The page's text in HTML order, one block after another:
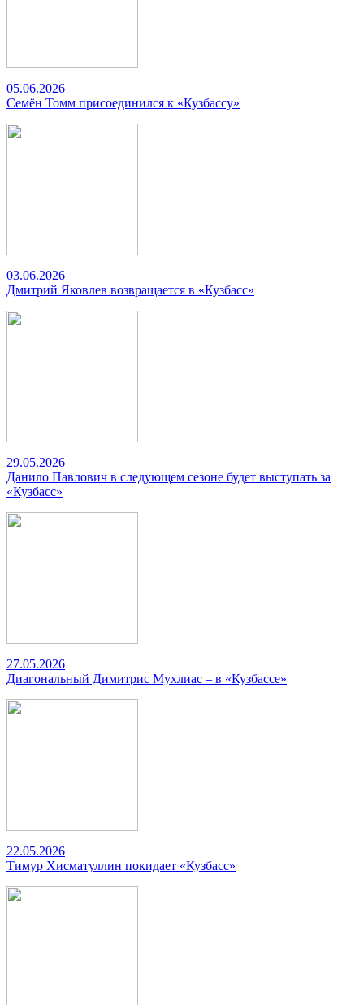
05.06.2026
Семён Томм присоединился к «Кузбассу»
03.06.2026
Дмитрий Яковлев возвращается в «Кузбасс»
29.05.2026
Данило Павлович в следующем сезоне будет выступать за
«Кузбасс»
27.05.2026
Диагональный Димитрис Мухлиас – в «Кузбассе»
22.05.2026
Тимур Хисматуллин покидает «Кузбасс»